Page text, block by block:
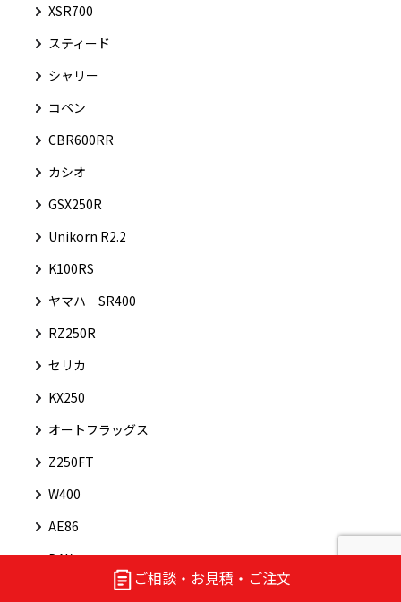
ご相談・お見積・ご注文
XSR700
スティード
シャリー
コペン
CBR600RR
カシオ
GSX250R
Unikorn R2.2
K100RS
ヤマハ SR400
RZ250R
セリカ
KX250
オートフラッグス
Z250FT
W400
AE86
DAX